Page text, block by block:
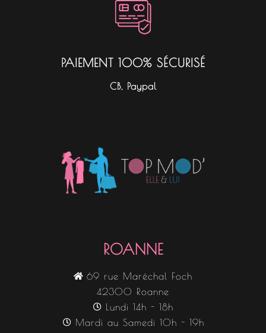
PAIEMENT 100% SÉCURISÉ
CB, Paypal
ROANNE
69 rue Maréchal Foch
42300 Roanne
Lundi 14h - 18h
Mardi au Samedi 10h - 19h